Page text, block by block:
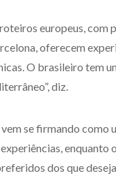
europeus, com
oferecem
O brasileiro tem
diz.
se firmando como
enquanto o
dos que